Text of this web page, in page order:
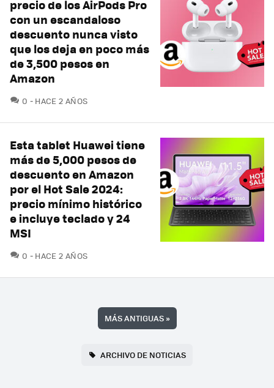
precio de los AirPods Pro
con un escandaloso
descuento nunca visto
que los deja en poco más
de 3,500 pesos en
Amazon
0 COMENTARIOS
HACE 2 AÑOS
Esta tablet Huawei tiene
más de 5,000 pesos de
descuento en Amazon
por el Hot Sale 2024:
precio mínimo histórico
e incluye teclado y 24
MSI
0 COMENTARIOS
HACE 2 AÑOS
MÁS ANTIGUAS»
ARCHIVO DE NOTICIAS